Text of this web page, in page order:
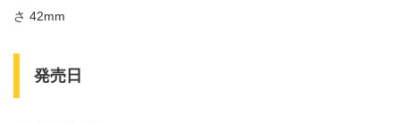
さ 42mm
発売日